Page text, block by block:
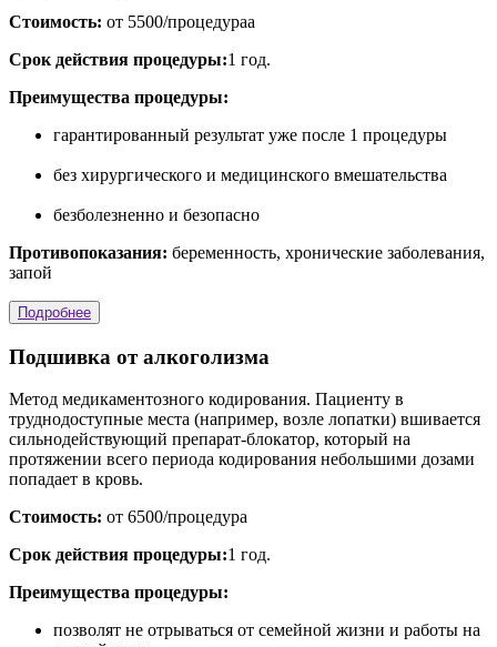
Стоимость: от 5500/процедураа
Срок действия процедуры:1 год.
Преимущества процедуры:
гарантированный результат уже после 1 процедуры
без хирургического и медицинского вмешательства
безболезненно и безопасно
Противопоказания: беременность, хронические заболевания,
запой
Подробнее
Подшивка от алкоголизма
Метод медикаментозного кодирования. Пациенту в
труднодоступные места (например, возле лопатки) вшивается
сильнодействующий препарат-блокатор, который на
протяжении всего периода кодирования небольшими дозами
попадает в кровь.
Стоимость: от 6500/процедура
Срок действия процедуры:1 год.
Преимущества процедуры:
позволят не отрываться от семейной жизни и работы на